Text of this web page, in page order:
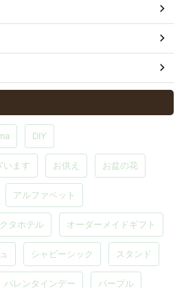
DIY
います お供え お盆の花
アルファベット
タホテル オーダーメイドギフト
シャビーシック スタンド
バレンタインデー パープル